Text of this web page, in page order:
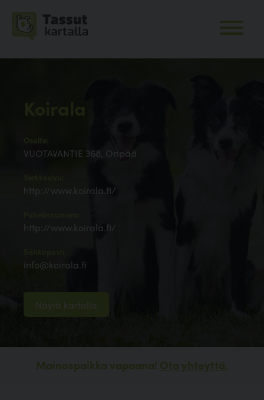
Koirala
VUOTAVANTIE 368, Oripää
http://www.koirala.fi/
http://www.koirala.fi/
info@koirala.fi
Näytä kartalla
Mainospaikka vapaana! Ota yhteyttä.